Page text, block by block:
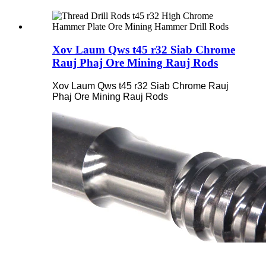
Xov Laum Qws t45 r32 Siab Chrome
Rauj Phaj Ore Mining Rauj Rods
Xov Laum Qws t45 r32 Siab Chrome Rauj
Phaj Ore Mining Rauj Rods